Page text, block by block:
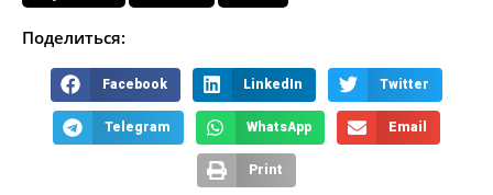
Поделиться:
Facebook LinkedIn Twitter
Telegram WhatsApp Email
Print